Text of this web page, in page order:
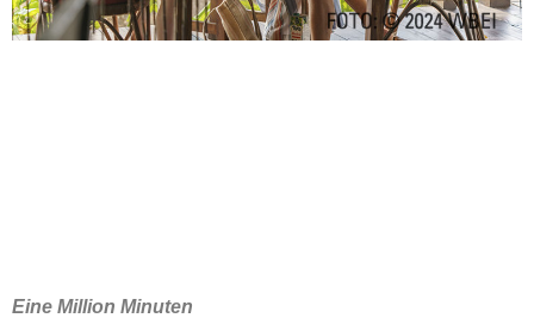
Eine Million Minuten